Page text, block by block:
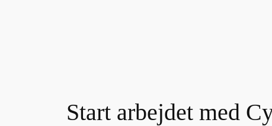
Start arbejdet med